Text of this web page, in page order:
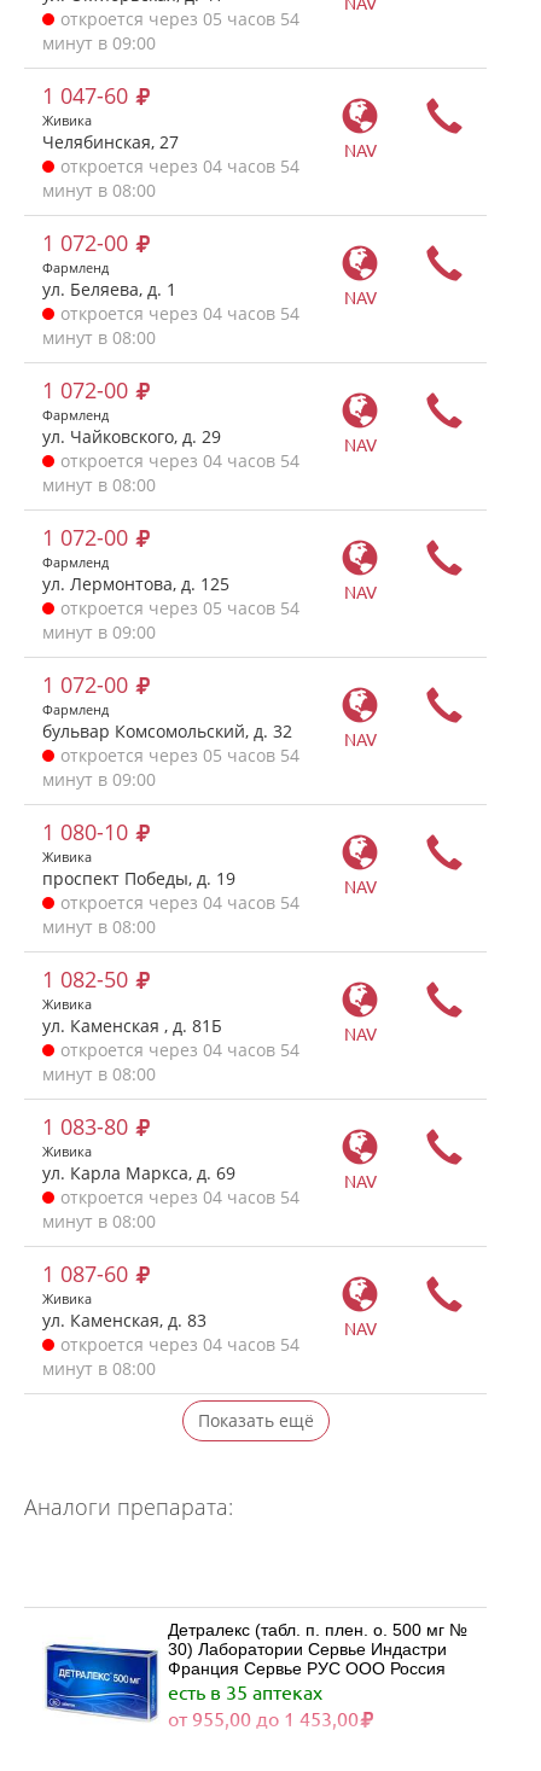
откроется через 05 часов 54
минут в 09:00
NAV
1 047-60
Живика
Челябинская, 27
откроется через 04 часов 54
минут в 08:00
NAV
1 072-00
Фармленд
ул. Беляева, д. 1
откроется через 04 часов 54
минут в 08:00
NAV
1 072-00
Фармленд
ул. Чайковского, д. 29
откроется через 04 часов 54
минут в 08:00
NAV
1 072-00
Фармленд
ул. Лермонтова, д. 125
откроется через 05 часов 54
минут в 09:00
NAV
1 072-00
Фармленд
бульвар Комсомольский, д. 32
откроется через 05 часов 54
минут в 09:00
NAV
1 080-10
Живика
проспект Победы, д. 19
откроется через 04 часов 54
минут в 08:00
NAV
1 082-50
Живика
ул. Каменская , д. 81Б
откроется через 04 часов 54
минут в 08:00
NAV
1 083-80
Живика
ул. Карла Маркса, д. 69
откроется через 04 часов 54
минут в 08:00
NAV
1 087-60
Живика
ул. Каменская, д. 83
откроется через 04 часов 54
минут в 08:00
Показать ещё
Аналоги препарата:
Детралекс (табл. п. плен. о. 500 мг №
30) Лаборатории Сервье Индастри
Франция Сервье РУС ООО Россия
есть в 35 аптеках
от 955,00 до 1 453,00